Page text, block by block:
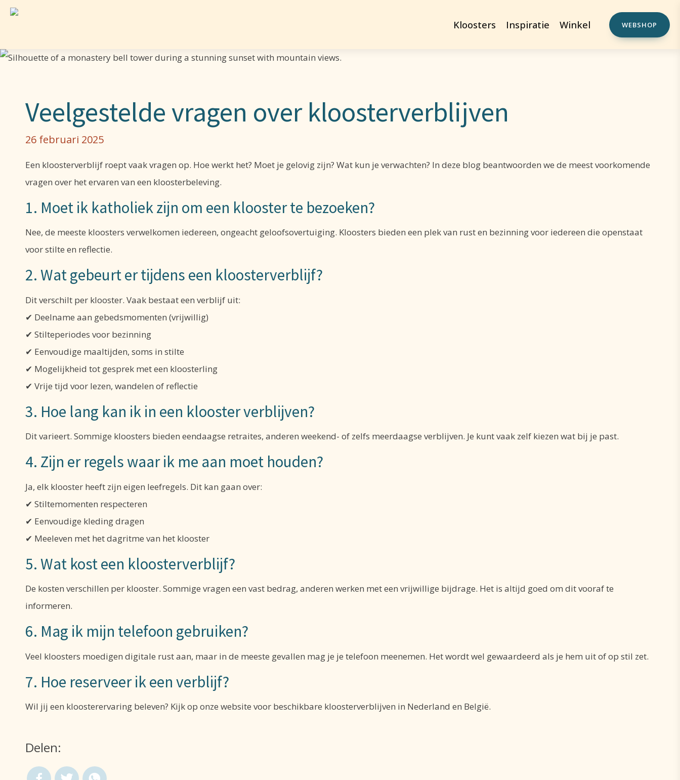
Kloosters Inspiratie Winkel WEBSHOP
Veelgestelde vragen over kloosterverblijven
26 februari 2025
Een kloosterverblijf roept vaak vragen op. Hoe werkt het? Moet je gelovig zijn? Wat kun je verwachten? In deze blog beantwoorden we de meest voorkomende
vragen over het ervaren van een kloosterbeleving.
1. Moet ik katholiek zijn om een klooster te bezoeken?
Nee, de meeste kloosters verwelkomen iedereen, ongeacht geloofsovertuiging. Kloosters bieden een plek van rust en bezinning voor iedereen die openstaat
voor stilte en reflectie.
2. Wat gebeurt er tijdens een kloosterverblijf?
Dit verschilt per klooster. Vaak bestaat een verblijf uit:
✔ Deelname aan gebedsmomenten (vrijwillig)
✔ Stilteperiodes voor bezinning
✔ Eenvoudige maaltijden, soms in stilte
✔ Mogelijkheid tot gesprek met een kloosterling
✔ Vrije tijd voor lezen, wandelen of reflectie
3. Hoe lang kan ik in een klooster verblijven?
Dit varieert. Sommige kloosters bieden eendaagse retraites, anderen weekend- of zelfs meerdaagse verblijven. Je kunt vaak zelf kiezen wat bij je past.
4. Zijn er regels waar ik me aan moet houden?
Ja, elk klooster heeft zijn eigen leefregels. Dit kan gaan over:
✔ Stiltemomenten respecteren
✔ Eenvoudige kleding dragen
✔ Meeleven met het dagritme van het klooster
5. Wat kost een kloosterverblijf?
De kosten verschillen per klooster. Sommige vragen een vast bedrag, anderen werken met een vrijwillige bijdrage. Het is altijd goed om dit vooraf te
informeren.
6. Mag ik mijn telefoon gebruiken?
Veel kloosters moedigen digitale rust aan, maar in de meeste gevallen mag je je telefoon meenemen. Het wordt wel gewaardeerd als je hem uit of op stil zet.
7. Hoe reserveer ik een verblijf?
Wil jij een kloosterervaring beleven? Kijk op onze website voor beschikbare kloosterverblijven in Nederland en België.
Delen: